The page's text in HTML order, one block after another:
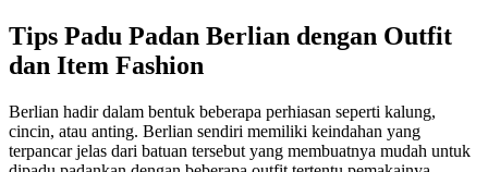
Tips Padu Padan Berlian dengan Outfit
dan Item Fashion
Berlian hadir dalam bentuk beberapa perhiasan seperti kalung,
cincin, atau anting. Berlian sendiri memiliki keindahan yang
terpancar jelas dari batuan tersebut yang membuatnya mudah untuk